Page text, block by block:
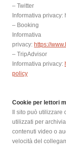
– Twitter
Informativa privacy:
– Booking
Informativa
privacy: https://
– TripAdvisor
Informativa privacy:
policy
Cookie per lettori
Il sito può
utilizzati per
contenuti video o
velocità del